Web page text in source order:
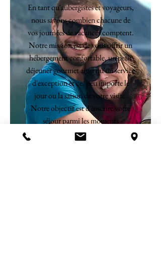
En tant qu'aubergistes et voyageurs,
nous savons combien chacune de
vos journées de vacances comptent.
Notre mission est de vous offrir un
hébergement confortable, un petit
déjeuner gourmet ainsi qu'un service
d'exception et ce, peu importe le
jour ou la saison de votre visite.
Notre objectif est d'inscrire votre
séjour parmi les moments
formidables de votre voyage.